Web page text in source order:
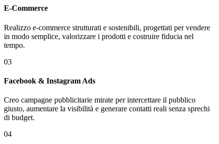
E-Commerce
Realizzo e-commerce strutturati e sostenibili, progettati per vendere
in modo semplice, valorizzare i prodotti e costruire fiducia nel
tempo.
03
Facebook & Instagram Ads
Creo campagne pubblicitarie mirate per intercettare il pubblico
giusto, aumentare la visibilità e generare contatti reali senza sprechi
di budget.
04